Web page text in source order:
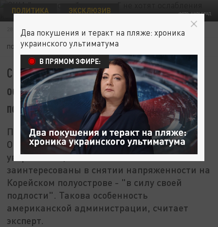
ФОТО: ЦАРЬГРАД
ПОЛИТИКА ЭКСКЛЮЗИВ
28 ФЕВРАЛЯ 14:59
ПОДПИШИТЕСЬ:
США "в силу своей подлости" не хотят
ослабления напряженности на Корейском
полуострове - политолог
Политолог, американист Рафаэль
Ордуханян в беседе с Царьградом выразил
уверенность, что США не были
заинтересованы в снятии напряженности на
Корейском полуострове - "в силу своей
подлости". Такова особенность
американской администрации, считает
эксперт.
Два покушения и теракт на пляже: хроника
украинского ультиматума
В ПРЯМОМ ЭФИРЕ: